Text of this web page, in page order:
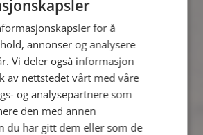
Andreas
37 år fra Orkland i Trøndelag
Søker kvinne 32 - 37 år
Virker ikke denne single personen
hyggelig? Det tar bare ett minutt å bli
medlem på Møteplassen, slik at du kan
finne ut alt om Andreas.
for å
annonser og analysere
Vi deler også informasjon
av nettstedet vårt med våre
og analysepartnere som
den med annen
du har gitt dem eller som de